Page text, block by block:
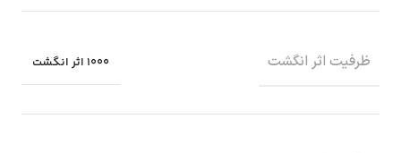
ظرفیت اثر انگشت 1000 اثر انگشت